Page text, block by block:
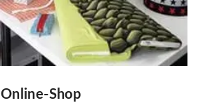
Online-Shop